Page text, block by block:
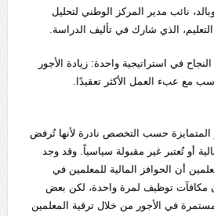
نائب مدير المركز الوطني لتحليل
الذي شارك في تأليف الدراسة.
النجاح في استراتيجية واحدة: زيادة الأجور
مع عبء العمل الأكثر تعقيدًا.
المتمايزة حسب التخصص نادرة لأنها تُرفض
أو تُعتبر غير مقبولة سياسياً. وقد وجد
أن الحوافز المالية للمعلمين في
مكافآت توظيف لمرة واحدة، لكن بعض
في الأجور من خلال ترقية المعلمين